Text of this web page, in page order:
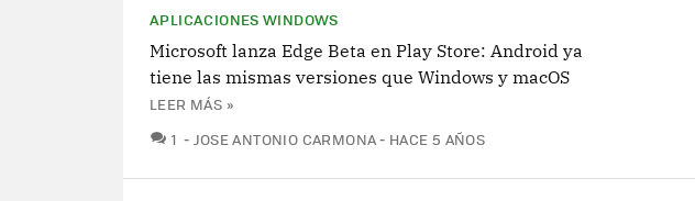
APLICACIONES WINDOWS
Microsoft lanza Edge Beta en Play Store: Android ya
tiene las mismas versiones que Windows y macOS
LEER MÁS »
1 COMENTARIOS
JOSE ANTONIO CARMONA HACE 5 AÑOS